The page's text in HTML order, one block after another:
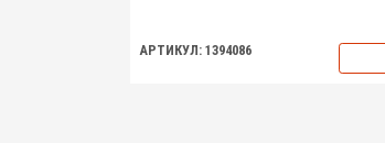
АРТИКУЛ: 1394086